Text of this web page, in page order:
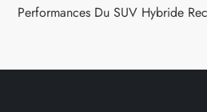
Performances Du SUV Hybride